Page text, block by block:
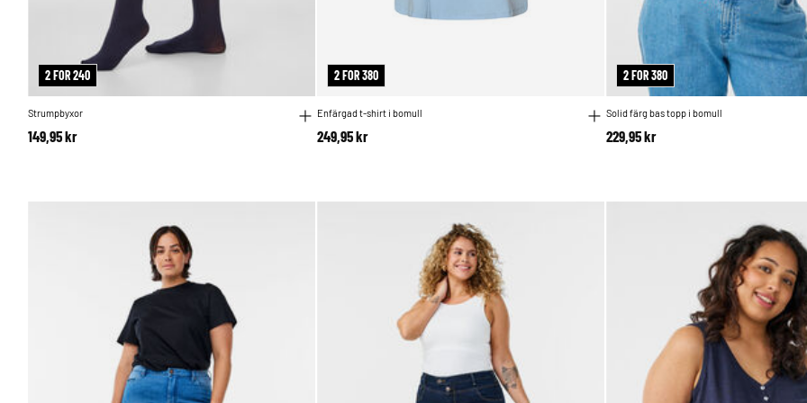
2 FOR 240
Strumpbyxor
149,95 kr
2 FOR 380
Enfärgad t-shirt i bomull
249,95 kr
2 FOR 380
Solid färg bas topp i bomull
229,95 kr